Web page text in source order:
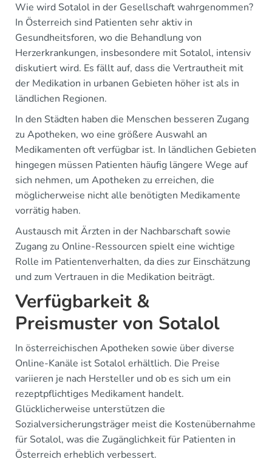
Wie wird Sotalol in der Gesellschaft wahrgenommen?
In Österreich sind Patienten sehr aktiv in
Gesundheitsforen, wo die Behandlung von
Herzerkrankungen, insbesondere mit Sotalol, intensiv
diskutiert wird. Es fällt auf, dass die Vertrautheit mit
der Medikation in urbanen Gebieten höher ist als in
ländlichen Regionen.
In den Städten haben die Menschen besseren Zugang
zu Apotheken, wo eine größere Auswahl an
Medikamenten oft verfügbar ist. In ländlichen Gebieten
hingegen müssen Patienten häufig längere Wege auf
sich nehmen, um Apotheken zu erreichen, die
möglicherweise nicht alle benötigten Medikamente
vorrätig haben.
Austausch mit Ärzten in der Nachbarschaft sowie
Zugang zu Online-Ressourcen spielt eine wichtige
Rolle im Patientenverhalten, da dies zur Einschätzung
und zum Vertrauen in die Medikation beiträgt.
Verfügbarkeit &
Preismuster von Sotalol
In österreichischen Apotheken sowie über diverse
Online-Kanäle ist Sotalol erhältlich. Die Preise
variieren je nach Hersteller und ob es sich um ein
rezeptpflichtiges Medikament handelt.
Glücklicherweise unterstützen die
Sozialversicherungsträger meist die Kostenübernahme
für Sotalol, was die Zugänglichkeit für Patienten in
Österreich erheblich verbessert.